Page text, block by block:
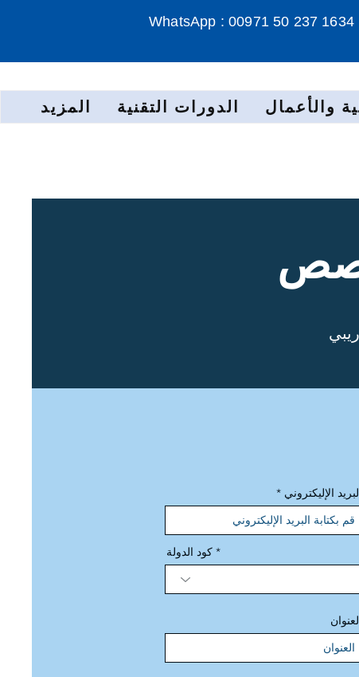
WhatsApp : 00971 50 237 1634
والأعمال الدورات التقنية المزيد
الإليكتروني
كود الدولة